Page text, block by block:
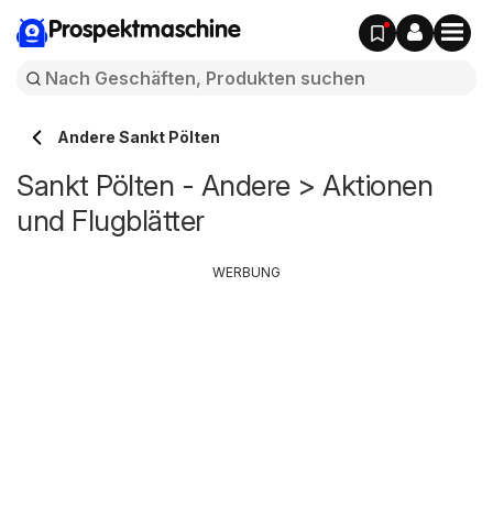
Prospektmaschine
Andere Sankt Pölten
Sankt Pölten - Andere > Aktionen
und Flugblätter
WERBUNG